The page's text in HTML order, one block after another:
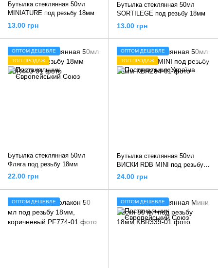
Бутылка стеклянная 50мл
MINIATURE под резьбу 18мм
13.00 грн
Бутылка стеклянная 50мл
SORTILEGE под резьбу 18мм
13.00 грн
ОПТОМ ДЕШЕВЛЕ
ТОП ПРОДАЖ
Бутылка стеклянная 50мл
Фляга под резьбу 18мм
22.00 грн
ОПТОМ ДЕШЕВЛЕ
ТОП ПРОДАЖ
Бутылка стеклянная 50мл
ВИСКИ RDB MINI под резьбу
18мм
24.00 грн
ОПТОМ ДЕШЕВЛЕ ОПТОМ ДЕШЕВЛЕ